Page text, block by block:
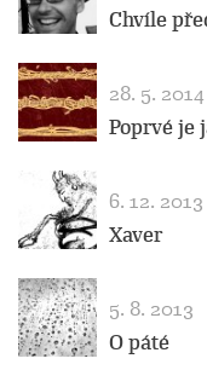
Chvíle
28. 5. 2014
Poprvé je
6. 12. 2013
Xaver
5. 8. 2013
O páté